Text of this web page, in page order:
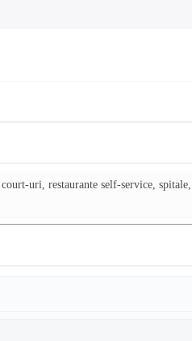
uri, restaurante self-service,